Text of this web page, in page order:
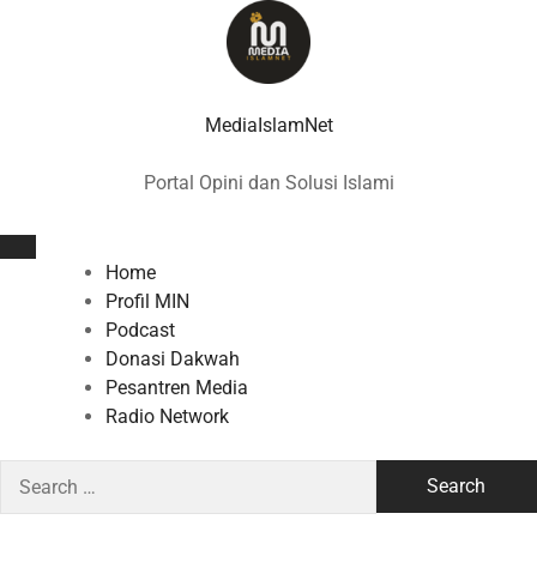
MediaIslamNet
Portal Opini dan Solusi Islami
Home
Profil MIN
Podcast
Donasi Dakwah
Pesantren Media
Radio Network
for: